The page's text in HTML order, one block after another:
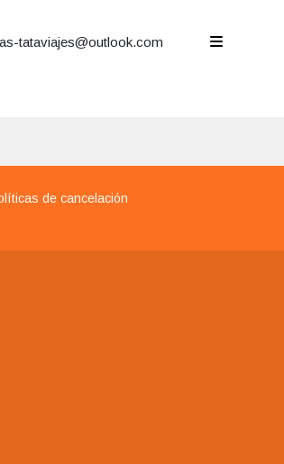
tataviajes@outlook.com
de cancelación